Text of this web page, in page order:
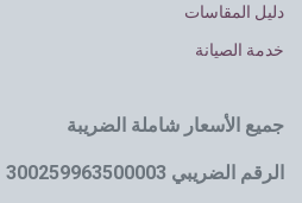
دليل المقاسات
خدمة الصيانة
جميع الأسعار شاملة الضريبة
الرقم الضريبي 300259963500003